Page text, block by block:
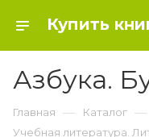
Азбука.
Главная — Каталог —
Учебная литература.